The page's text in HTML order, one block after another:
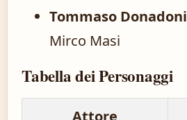
Tommaso Donadoni
Mirco Masi
Tabella dei Personaggi